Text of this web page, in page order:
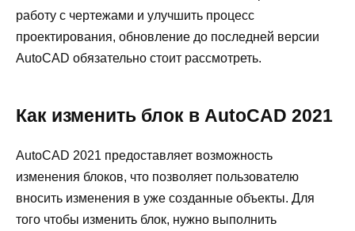
работу с чертежами и улучшить процесс
проектирования, обновление до последней версии
AutoCAD обязательно стоит рассмотреть.
Как изменить блок в AutoCAD 2021
AutoCAD 2021 предоставляет возможность
изменения блоков, что позволяет пользователю
вносить изменения в уже созданные объекты. Для
того чтобы изменить блок, нужно выполнить